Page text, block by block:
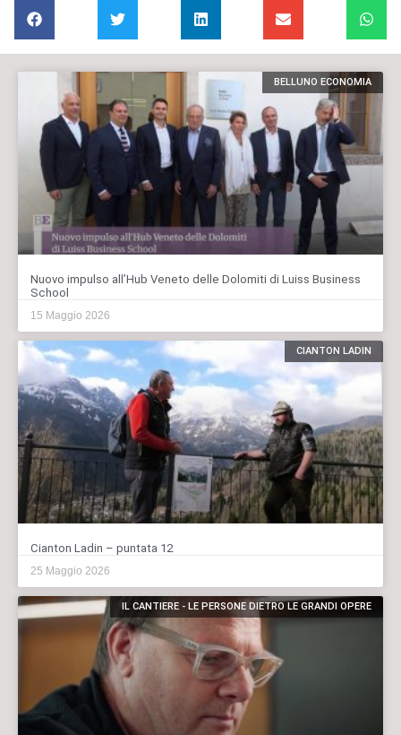
BELLUNO ECONOMIA
Nuovo impulso all’Hub Veneto delle Dolomiti di Luiss Business
School
15 Maggio 2026
CIANTON LADIN
Cianton Ladin – puntata 12
25 Maggio 2026
IL CANTIERE - LE PERSONE DIETRO LE GRANDI OPERE